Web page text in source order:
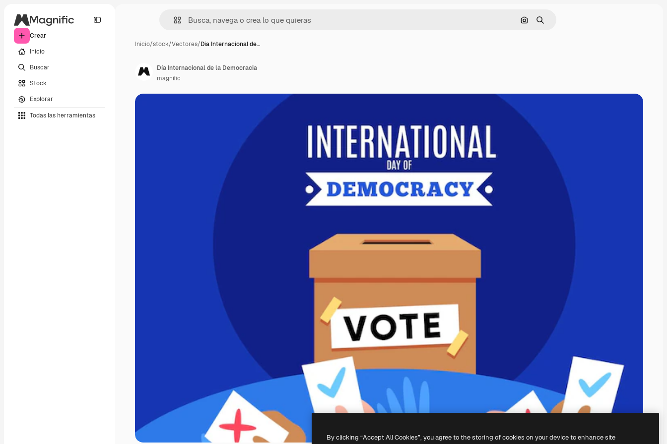
Crear
Inicio
Buscar
Stock
Explorar
Todas las herramientas
Buscar por imagen
Buscar
Inicio/stock/Vectores/Día Internacional de…
Día Internacional de la Democracia
magnific
By clicking “Accept All Cookies”, you agree to the storing of cookies on your device to enhance site